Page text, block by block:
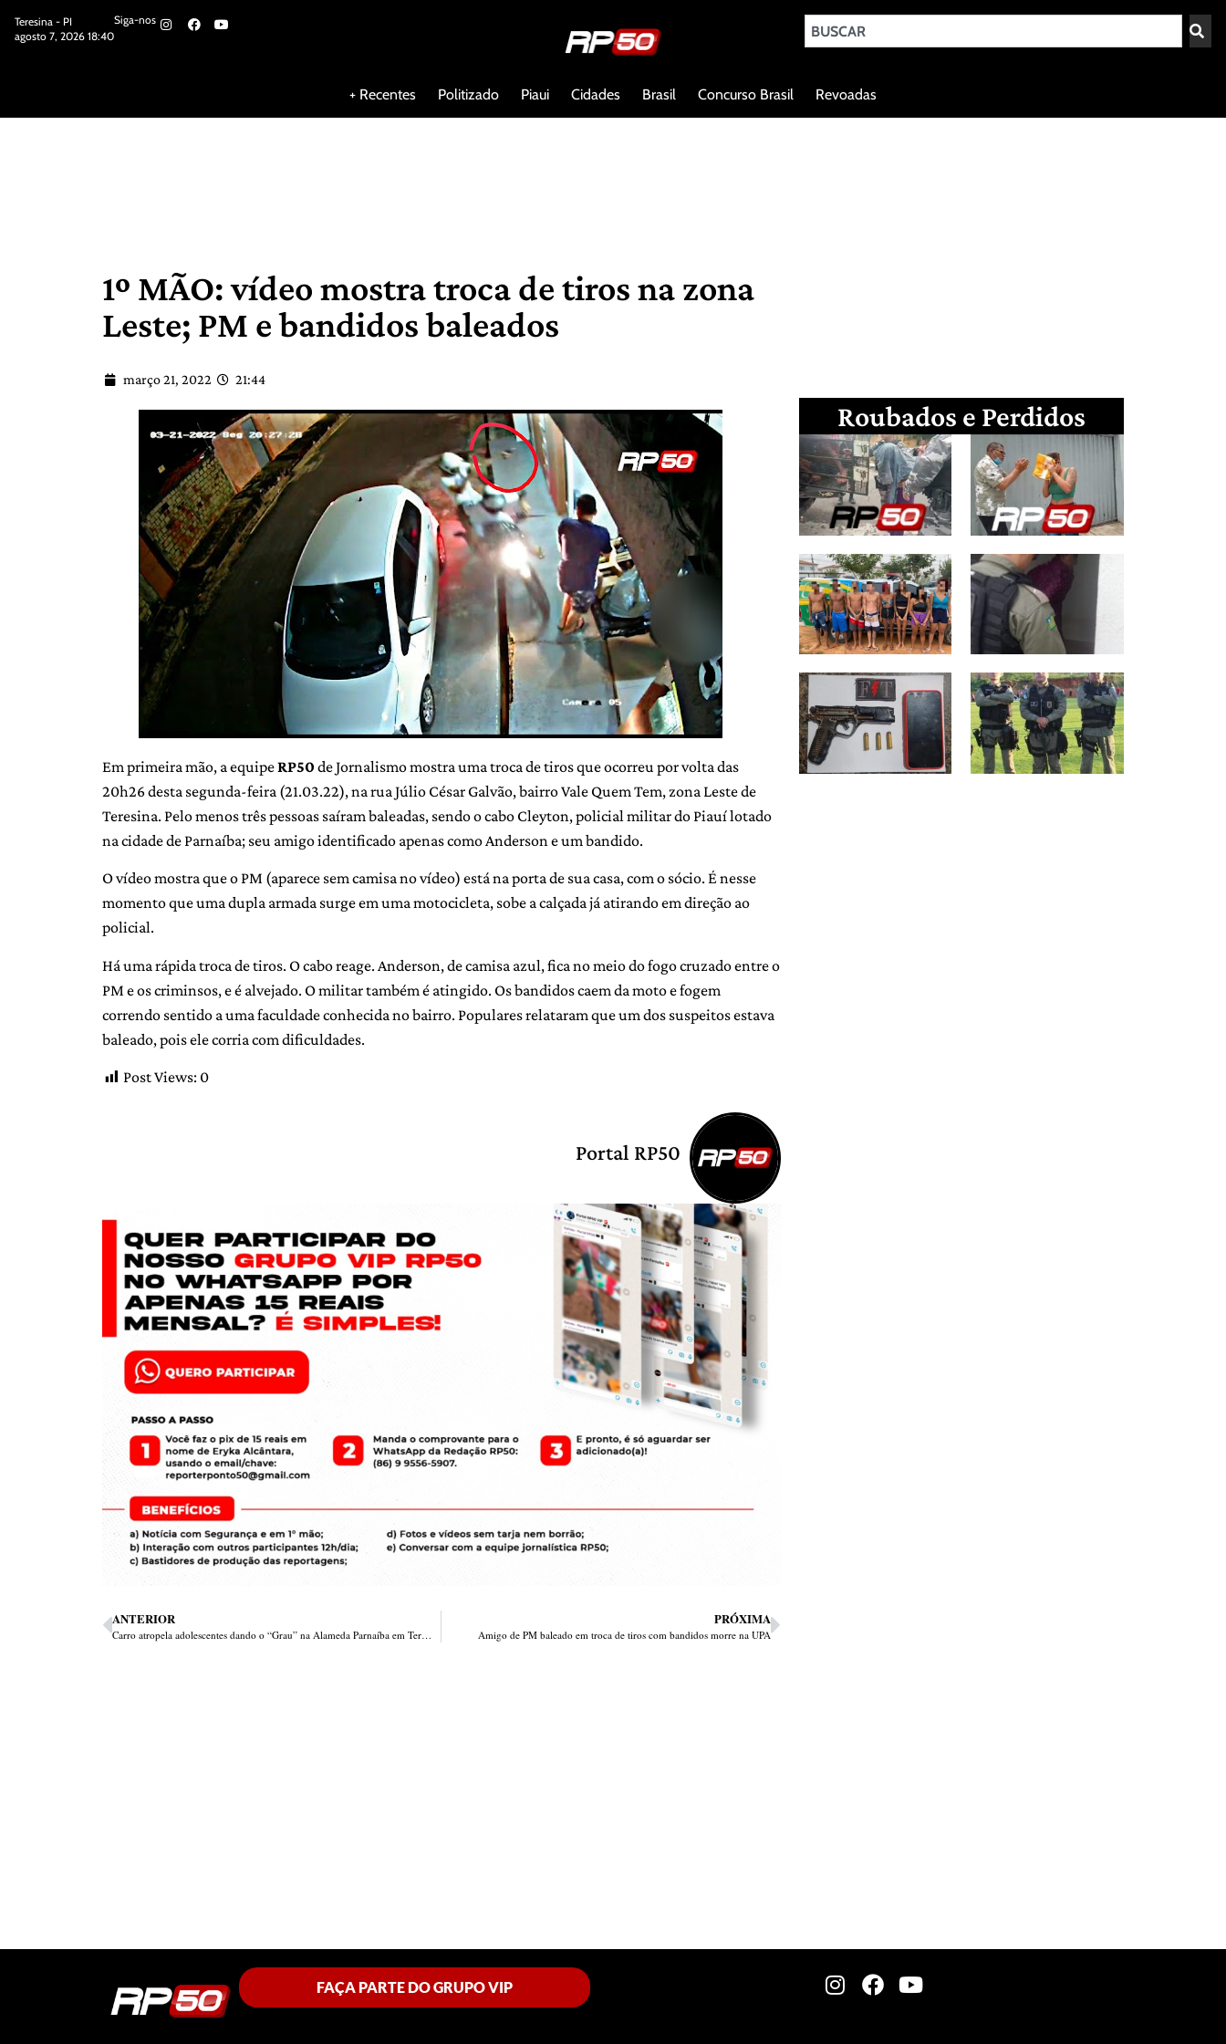
Teresina - PI
agosto 7, 2026 18:40
Siga-nos
+ Recentes Politizado Piaui Cidades Brasil Concurso Brasil Revoadas
1º MÃO: vídeo mostra troca de tiros na zona
Leste; PM e bandidos baleados
março 21, 2022 21:44
Em primeira mão, a equipeRP50 de Jornalismo mostra uma troca de tiros que ocorreu por volta das
20h26 desta segunda-feira (21.03.22), na rua Júlio César Galvão, bairro Vale Quem Tem, zona Leste de
Teresina. Pelo menos três pessoas saíram baleadas, sendo o cabo Cleyton, policial militar do Piauí lotado
na cidade de Parnaíba; seu amigo identificado apenas como Anderson e um bandido.
O vídeo mostra que o PM (aparece sem camisa no vídeo) está na porta de sua casa, com o sócio. É nesse
momento que uma dupla armada surge em uma motocicleta, sobe a calçada já atirando em direção ao
policial.
Há uma rápida troca de tiros. O cabo reage. Anderson, de camisa azul, fica no meio do fogo cruzado entre o
PM e os criminsos, e é alvejado. O militar também é atingido. Os bandidos caem da moto e fogem
correndo sentido a uma faculdade conhecida no bairro. Populares relataram que um dos suspeitos estava
baleado, pois ele corria com dificuldades.
Post Views: 0
Portal RP50
ANTERIOR
Carro atropela adolescentes dando o “Grau” na Alameda Parnaíba em Teresina
PRÓXIMA
Amigo de PM baleado em troca de tiros com bandidos morre na UPA
Roubados e Perdidos
FAÇA PARTE DO GRUPO VIP